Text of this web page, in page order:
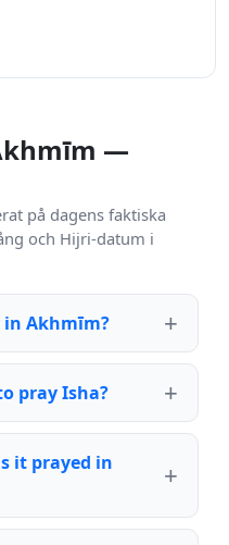
—
på dagens faktiska
och Hijri-datum i
Akhmīm?
pray Isha?
it prayed in